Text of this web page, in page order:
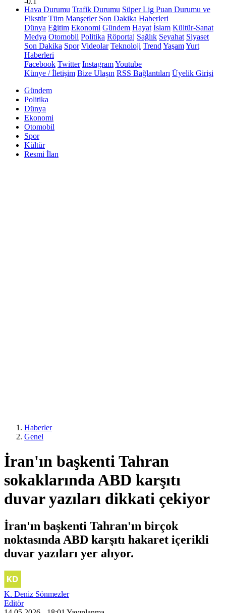
Hava Durumu Trafik Durumu Süper Lig Puan Durumu ve
Fikstür Tüm Manşetler Son Dakika Haberleri
Dünya Eğitim Ekonomi Gündem Hayat İslam Kültür-Sanat
Medya Otomobil Politika Röportaj Sağlık Seyahat Siyaset
Son Dakika Spor Videolar Teknoloji Trend YaşamYurt
Haberleri
Facebook Twitter InstagramYoutube
Künye / İletişim Bize Ulaşın RSS Bağlantıları Üyelik Girişi
Gündem
Politika
Dünya
Ekonomi
Otomobil
Spor
Kültür
Resmi İlan
Haberler
Genel
İran'ın başkenti Tahran
sokaklarında ABD karşıtı
duvar yazıları dikkati çekiyor
İran'ın başkenti Tahran'ın birçok
noktasında ABD karşıtı hakaret içerikli
duvar yazıları yer alıyor.
K. Deniz Sönmezler
Editör